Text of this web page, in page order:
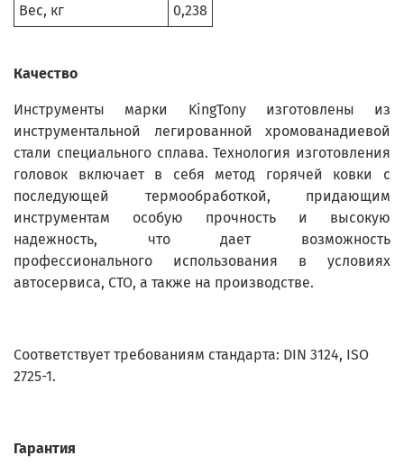
Вес, кг
0,238
Качество
Инструменты марки KingTony изготовлены из
инструментальной легированной хромованадиевой
стали специального сплава. Технология изготовления
головок включает в себя метод горячей ковки с
последующей термообработкой, придающим
инструментам особую прочность и высокую
надежность, что дает возможность
профессионального использования в условиях
автосервиса, СТО, а также на производстве.
Соответствует требованиям стандарта: DIN 3124, ISO
2725-1.
Гарантия